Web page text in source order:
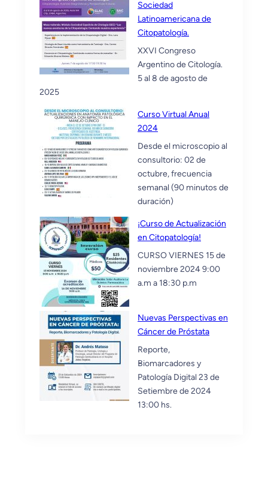
Sociedad
Latinoamericana de
Citopatología.
XXVI Congreso
Argentino de Citología.
5 al 8 de agosto de
2025
Curso Virtual Anual
2024
Desde el microscopio al
consultorio: 02 de
octubre, frecuencia
semanal (90 minutos de
duración)
¡Curso de Actualización
en Citopatología!
CURSO VIERNES 15 de
noviembre 2024 9:00
a.m a 18:30 p.m
Nuevas Perspectivas en
Cáncer de Próstata
Reporte,
Biomarcadores y
Patología Digital 23 de
Setiembre de 2024
13:00 hs.